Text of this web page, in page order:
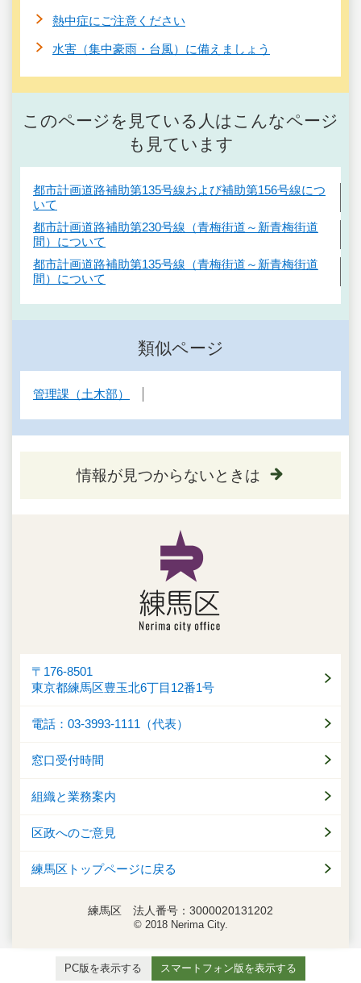
熱中症にご注意ください
水害（集中豪雨・台風）に備えましょう
このページを見ている人はこんなページ
も見ています
都市計画道路補助第135号線および補助第156号線につ
いて
都市計画道路補助第230号線（青梅街道～新青梅街道
間）について
都市計画道路補助第135号線（青梅街道～新青梅街道
間）について
類似ページ
管理課（土木部）
情報が見つからないときは
〒176-8501
東京都練馬区豊玉北6丁目12番1号
電話：03-3993-1111（代表）
窓口受付時間
組織と業務案内
区政へのご意見
練馬区トップページに戻る
練馬区 法人番号：3000020131202
© 2018 Nerima City.
PC版を表示する スマートフォン版を表示する